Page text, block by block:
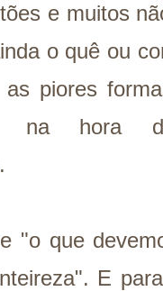
e muitos
o quê ou
as piores
na hora
"o que
E